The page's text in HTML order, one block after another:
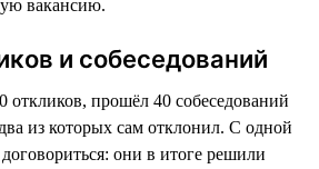
вакансию.
и собеседований
откликов, прошёл 40 собеседований
из которых сам отклонил. С одной
они в итоге решили